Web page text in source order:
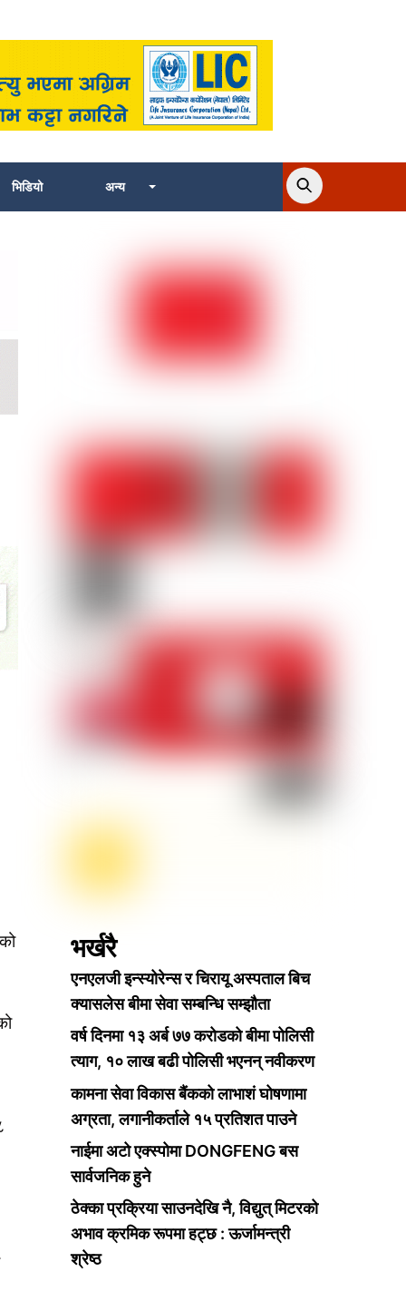
भिडियो अन्य
भर्खरै
एनएलजी इन्स्योरेन्स र चिरायू अस्पताल बिच
क्यासलेस बीमा सेवा सम्बन्धि सम्झौता
वर्ष दिनमा १३ अर्ब ७७ करोडको बीमा पोलिसी
त्याग, १० लाख बढी पोलिसी भएनन् नवीकरण
कामना सेवा विकास बैंकको लाभाशं घोषणामा
अग्रता, लगानीकर्ताले १५ प्रतिशत पाउने
नाईमा अटो एक्स्पोमा DONGFENG बस
सार्वजनिक हुने
ठेक्का प्रक्रिया साउनदेखि नै, विद्युत् मिटरको
अभाव क्रमिक रूपमा हट्छ : ऊर्जामन्त्री
श्रेष्ठ